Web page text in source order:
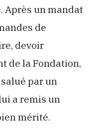
Après un mandat
de
devoir
de la Fondation,
par un
a remis un
mérité.